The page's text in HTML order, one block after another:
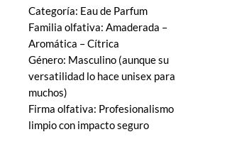
Categoría: Eau de Parfum
Familia olfativa: Amaderada –
Aromática – Cítrica
Género: Masculino (aunque su
versatilidad lo hace unisex para
muchos)
Firma olfativa: Profesionalismo
limpio con impacto seguro